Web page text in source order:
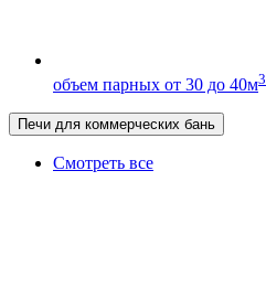
объем парных от 30 до 40м3
Печи для коммерческих бань
Смотреть все